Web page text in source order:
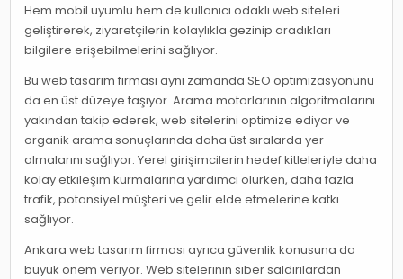
Hem mobil uyumlu hem de kullanıcı odaklı web siteleri
geliştirerek, ziyaretçilerin kolaylıkla gezinip aradıkları
bilgilere erişebilmelerini sağlıyor.
Bu web tasarım firması aynı zamanda SEO optimizasyonunu
da en üst düzeye taşıyor. Arama motorlarının algoritmalarını
yakından takip ederek, web sitelerini optimize ediyor ve
organik arama sonuçlarında daha üst sıralarda yer
almalarını sağlıyor. Yerel girişimcilerin hedef kitleleriyle daha
kolay etkileşim kurmalarına yardımcı olurken, daha fazla
trafik, potansiyel müşteri ve gelir elde etmelerine katkı
sağlıyor.
Ankara web tasarım firması ayrıca güvenlik konusuna da
büyük önem veriyor. Web sitelerinin siber saldırılardan